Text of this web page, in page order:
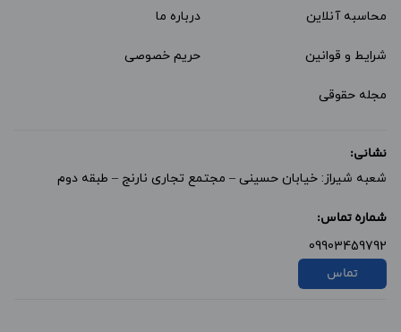
محاسبه آنلاین درباره ما
شرایط و قوانین حریم خصوصی
مجله حقوقی
نشانی:
شعبه شیراز: خیابان حسینی – مجتمع تجاری نارنج – طبقه دوم
شماره تماس:
09903459792
تماس